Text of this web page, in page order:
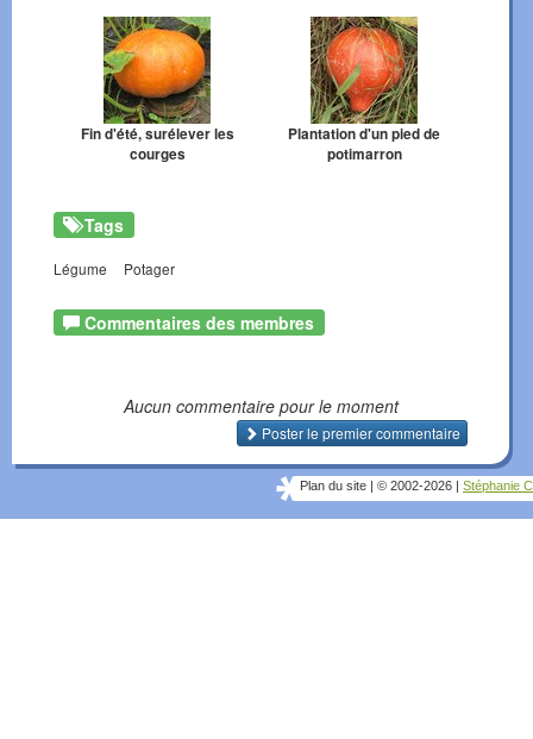
Fin d'été, surélever les
courges
Plantation d'un pied de
potimarron
Tags
Légume Potager
Commentaires des membres
Aucun commentaire pour le moment
Poster le premier commentaire
Plan du site © 2002-2026 Stéphanie C